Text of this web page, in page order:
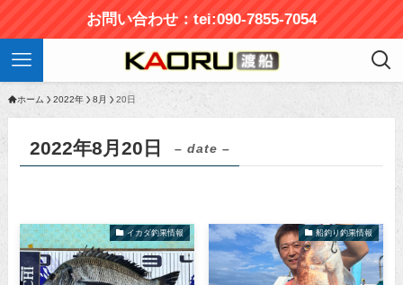
お問い合わせ：tei:090-7855-7054
ホーム 2022年 8月 20日
2022年8月20日 – date –
イカダ釣果情報 船釣り釣果情報